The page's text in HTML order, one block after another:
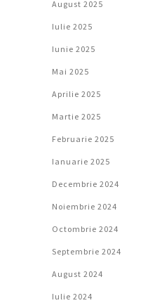
August 2025
Iulie 2025
Iunie 2025
Mai 2025
Aprilie 2025
Martie 2025
Februarie 2025
Ianuarie 2025
Decembrie 2024
Noiembrie 2024
Octombrie 2024
Septembrie 2024
August 2024
Iulie 2024